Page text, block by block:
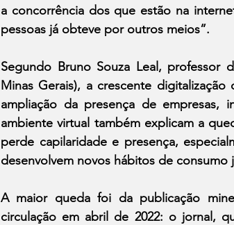
a concorrência dos que estão na
pessoas já obteve por outros meios”.
Segundo Bruno Souza Leal, professor
Minas Gerais), a crescente
ampliação da presença de empresas,
ambiente virtual também explicam a
perde capilaridade e presença,
desenvolvem novos hábitos de consumo
A maior queda foi da publicação
circulação em abril de 2022: o jornal,